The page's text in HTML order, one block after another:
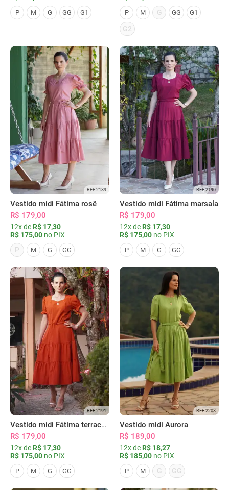
P M G GG G1 P M G GG G1
G2
REF 2189
Vestido midi Fátima rosê
R$ 179,00
12x de R$ 17,30
R$ 175,00 no PIX
P
M G GG
REF 2190
Vestido midi Fátima marsala
R$ 179,00
12x de R$ 17,30
R$ 175,00 no PIX
P M G GG
REF 2191
Vestido midi Fátima terracota
R$ 179,00
12x de R$ 17,30
R$ 175,00 no PIX
P M G GG
REF 2208
Vestido midi Aurora
R$ 189,00
12x de R$ 18,27
R$ 185,00 no PIX
P M G GG